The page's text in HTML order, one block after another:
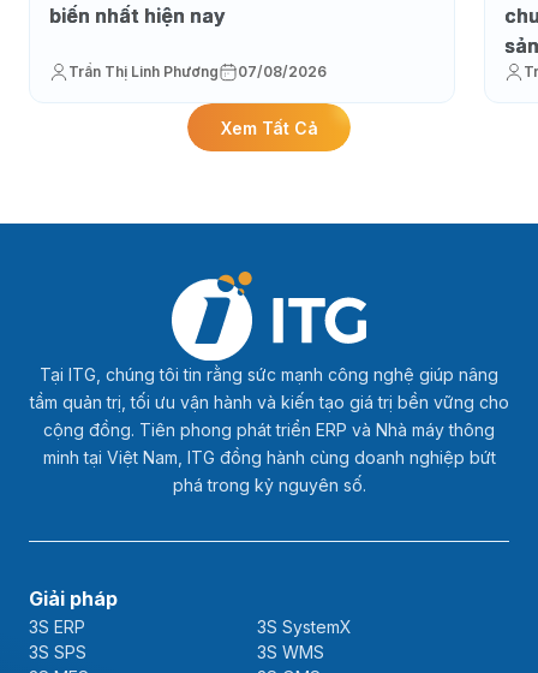
biến nhất hiện nay
Trần Thị Linh Phương 07/08/2026
Xem Tất Cả
Tại ITG, chúng tôi tin rằng sức mạnh công nghệ giúp nâng
tầm quản trị, tối ưu vận hành và kiến tạo giá trị bền vững cho
cộng đồng. Tiên phong phát triển ERP và Nhà máy thông
minh tại Việt Nam, ITG đồng hành cùng doanh nghiệp bứt
phá trong kỷ nguyên số.
Giải pháp
3S ERP
3S SystemX
3S SPS
3S WMS